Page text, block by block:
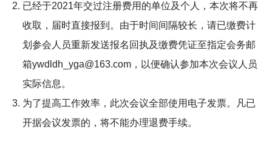
已经于2021年交过注册费用的单位及个人，本次将不再
收取，届时直接报到。由于时间间隔较长，请已缴费计
划参会人员重新发送报名回执及缴费凭证至指定会务邮
箱ywdldh_yga@163.com，以便确认参加本次会议人员
实际信息。
为了提高工作效率，此次会议全部使用电子发票。凡已
开据会议发票的，将不能办理退费手续。